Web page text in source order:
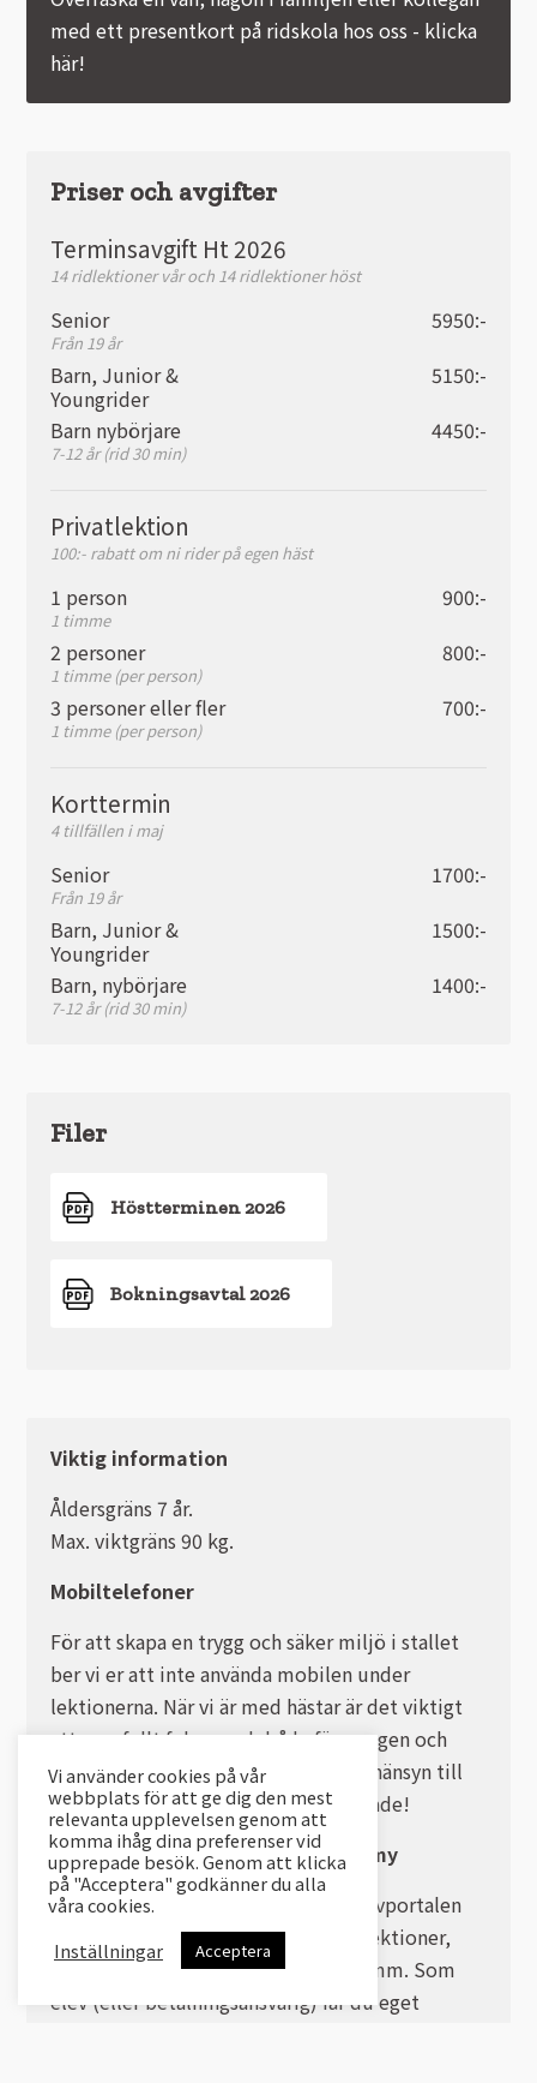
med ett presentkort på ridskola hos oss - klicka
här!
Priser och avgifter
Terminsavgift Ht 2026
14 ridlektioner vår och 14 ridlektioner höst
Senior 5950:-
Från 19 år
Barn, Junior &
Youngrider
5150:-
Barn nybörjare
4450:-
7-12 år (rid 30 min)
Privatlektion
100:- rabatt om ni rider på egen häst
1 person 900:-
1 timme
2 personer 800:-
1 timme (per person)
3 personer eller fler 700:-
1 timme (per person)
Korttermin
4 tillfällen i maj
Senior 1700:-
Från 19 år
Barn, Junior &
Youngrider
1500:-
Barn, nybörjare
1400:-
7-12 år (rid 30 min)
Filer
Höstterminen 2026
Bokningsavtal 2026
Viktig information
Åldersgräns 7 år.
Max. viktgräns 90 kg.
Mobiltelefoner
För att skapa en trygg och säker miljö i stallet
ber vi er att inte använda mobilen under
lektionerna. När vi är med hästar är det viktigt
att vara fullt fokuserad, både för er egen och
hästarnas säkerhet. Vi vill också visa hänsyn till
varandra - alla vill inte bli fotograferade!
Webportalen: Hippocrates Academy
Vi administrerar vår hästskola via Elevportalen
Hippocrates Academy. Där ser man lektioner,
aktiviteter, sköter av/ombokningar mm. Som
elev (eller betalningsansvarig) får du eget
Vi använder cookies på vår
webbplats för att ge dig den mest
relevanta upplevelsen genom att
komma ihåg dina preferenser vid
upprepade besök. Genom att klicka
på "Acceptera" godkänner du alla
våra cookies.
Inställningar
Acceptera